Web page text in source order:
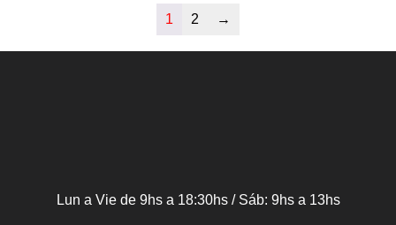
1 2 →
Lun a Vie de 9hs a 18:30hs / Sáb: 9hs a 13hs